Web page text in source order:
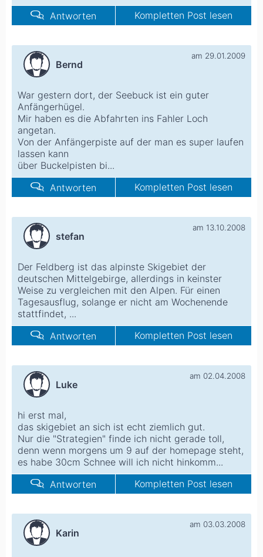
Antworten
Kompletten Post lesen
Bernd
am 29.01.2009
War gestern dort, der Seebuck ist ein guter
Anfängerhügel.
Mir haben es die Abfahrten ins Fahler Loch
angetan.
Von der Anfängerpiste auf der man es super laufen
lassen kann
über Buckelpisten bi...
Antworten
Kompletten Post lesen
stefan
am 13.10.2008
Der Feldberg ist das alpinste Skigebiet der
deutschen Mittelgebirge, allerdings in keinster
Weise zu vergleichen mit den Alpen. Für einen
Tagesausflug, solange er nicht am Wochenende
stattfindet, ...
Antworten
Kompletten Post lesen
Luke
am 02.04.2008
hi erst mal,
das skigebiet an sich ist echt ziemlich gut.
Nur die "Strategien" finde ich nicht gerade toll,
denn wenn morgens um 9 auf der homepage steht,
es habe 30cm Schnee will ich nicht hinkomm...
Antworten
Kompletten Post lesen
Karin
am 03.03.2008